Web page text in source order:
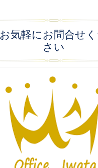
お気軽にお問合せ
さい